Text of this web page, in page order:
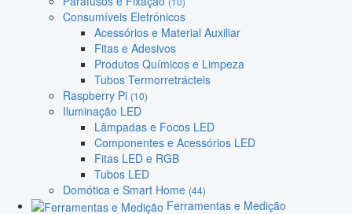
Consumíveis Eletrónicos
Acessórios e Material Auxiliar
Fitas e Adesivos
Produtos Químicos e Limpeza
Tubos Termorretrácteis
Raspberry Pi (10)
Iluminação LED
Lâmpadas e Focos LED
Componentes e Acessórios LED
Fitas LED e RGB
Tubos LED
Domótica e Smart Home (44)
Ferramentas e Medição